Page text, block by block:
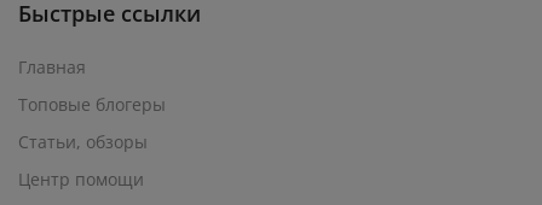
Быстрые ссылки
Главная
Топовые блогеры
Статьи, обзоры
Центр помощи